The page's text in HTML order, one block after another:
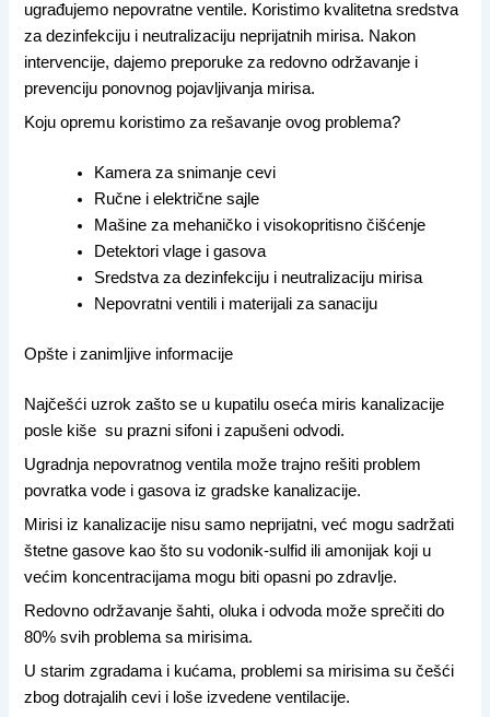
ugrađujemo nepovratne ventile. Koristimo kvalitetna sredstva
za dezinfekciju i neutralizaciju neprijatnih mirisa. Nakon
intervencije, dajemo preporuke za redovno održavanje i
prevenciju ponovnog pojavljivanja mirisa.
Koju opremu koristimo za rešavanje ovog problema?
Kamera za snimanje cevi
Ručne i električne sajle
Mašine za mehaničko i visokopritisno čišćenje
Detektori vlage i gasova
Sredstva za dezinfekciju i neutralizaciju mirisa
Nepovratni ventili i materijali za sanaciju
Opšte i zanimljive informacije
Najčešći uzrok zašto se u kupatilu oseća miris kanalizacije
posle kiše su prazni sifoni i zapušeni odvodi.
Ugradnja nepovratnog ventila može trajno rešiti problem
povratka vode i gasova iz gradske kanalizacije.
Mirisi iz kanalizacije nisu samo neprijatni, već mogu sadržati
štetne gasove kao što su vodonik-sulfid ili amonijak koji u
većim koncentracijama mogu biti opasni po zdravlje.
Redovno održavanje šahti, oluka i odvoda može sprečiti do
80% svih problema sa mirisima.
U starim zgradama i kućama, problemi sa mirisima su češći
zbog dotrajalih cevi i loše izvedene ventilacije.